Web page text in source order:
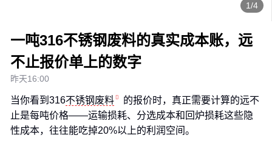
1/4
一吨316不锈钢废料的真实成本账，远
不止报价单上的数字
昨天16:00
当你看到316不锈钢废料
的报价时，真正需要计算的远不
止是每吨价格——运输损耗、分选成本和回炉损耗这些隐
性成本，往往能吃掉20%以上的利润空间。